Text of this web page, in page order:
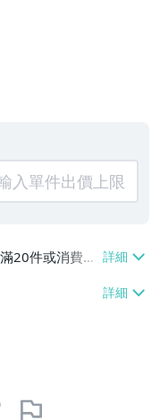
20件或消費滿